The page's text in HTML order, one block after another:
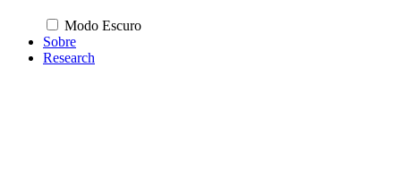
Modo Escuro
Sobre
Research